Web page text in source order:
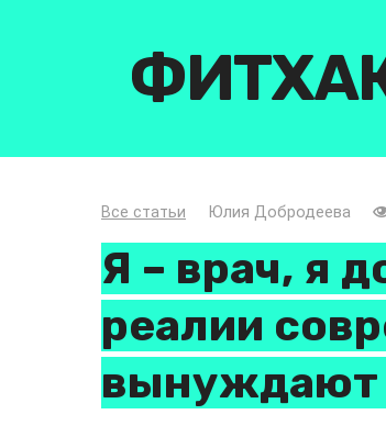
Все статьи Юлия Добродеева
Я – врач, я
реалии
вынуждают